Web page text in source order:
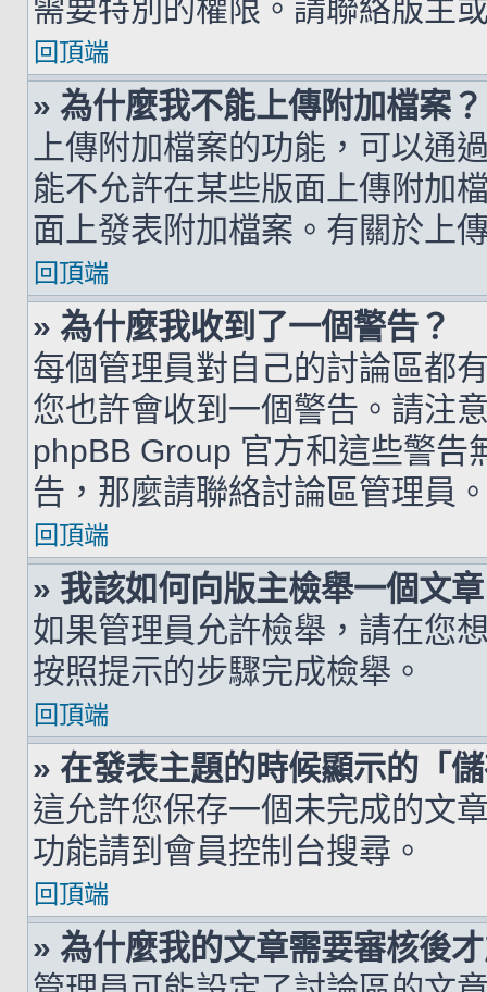
需要特別的權限。請聯絡版主
回頂端
» 為什麼我不能上傳附加檔案？
上傳附加檔案的功能，可以通
能不允許在某些版面上傳附加
面上發表附加檔案。有關於上
回頂端
» 為什麼我收到了一個警告？
每個管理員對自己的討論區都
您也許會收到一個警告。請注
phpBB Group 官方和這些警告
告，那麼請聯絡討論區管理員
回頂端
» 我該如何向版主檢舉一個文
如果管理員允許檢舉，請在您
按照提示的步驟完成檢舉。
回頂端
» 在發表主題的時候顯示的「
這允許您保存一個未完成的文
功能請到會員控制台搜尋。
回頂端
» 為什麼我的文章需要審核後